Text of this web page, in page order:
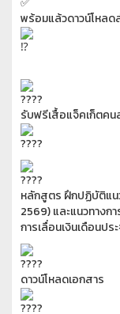
พร้อมแล้วดาวน์โหลด
รับฟรีเสื้อแจ็คเก็ตคน
หลักสูตร ฝึกปฏิบัติแน
2569) และแนวทางก
การเลื่อนเงินเดือนปร
ดาวน์โหลดเอกสาร